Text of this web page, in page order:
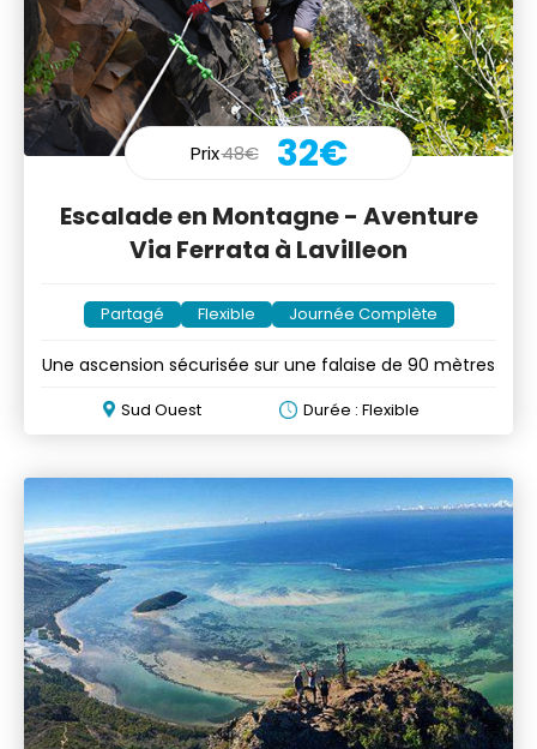
Prix48€ 32€
Escalade en Montagne - Aventure
Via Ferrata à Lavilleon
Partagé Flexible Journée Complète
Une ascension sécurisée sur une falaise de 90 mètres
Sud Ouest Durée : Flexible